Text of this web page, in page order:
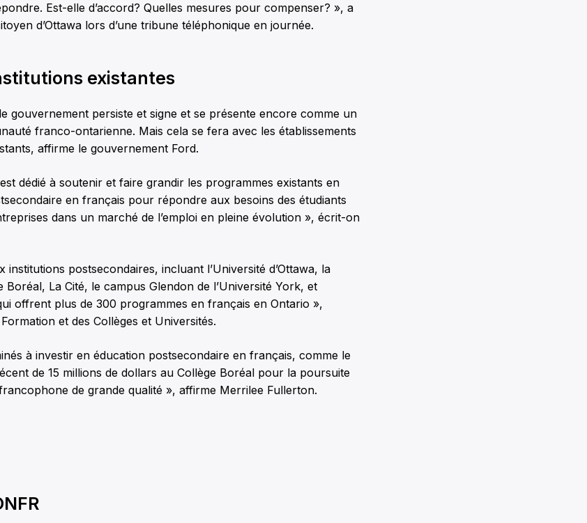
Est-elle d’accord? Quelles mesures pour compenser? », a
d’Ottawa lors d’une tribune téléphonique en journée.
existantes
gouvernement persiste et signe et se présente encore comme un
franco-ontarienne. Mais cela se fera avec les établissements
affirme le gouvernement Ford.
dédié à soutenir et faire grandir les programmes existants en
en français pour répondre aux besoins des étudiants
dans un marché de l’emploi en pleine évolution », écrit-on
institutions postsecondaires, incluant l’Université d’Ottawa, la
Boréal, La Cité, le campus Glendon de l’Université York, et
offrent plus de 300 programmes en français en Ontario »,
et des Collèges et Universités.
à investir en éducation postsecondaire en français, comme le
de 15 millions de dollars au Collège Boréal pour la poursuite
de grande qualité », affirme Merrilee Fullerton.